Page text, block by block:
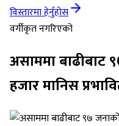
विस्तारमा हेर्नुहोस
वर्गीकृत नगरिएको
असाममा
हजार मानिस